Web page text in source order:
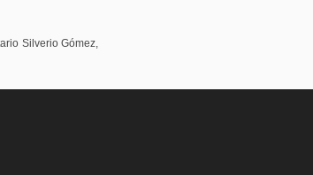
Silverio Gómez,